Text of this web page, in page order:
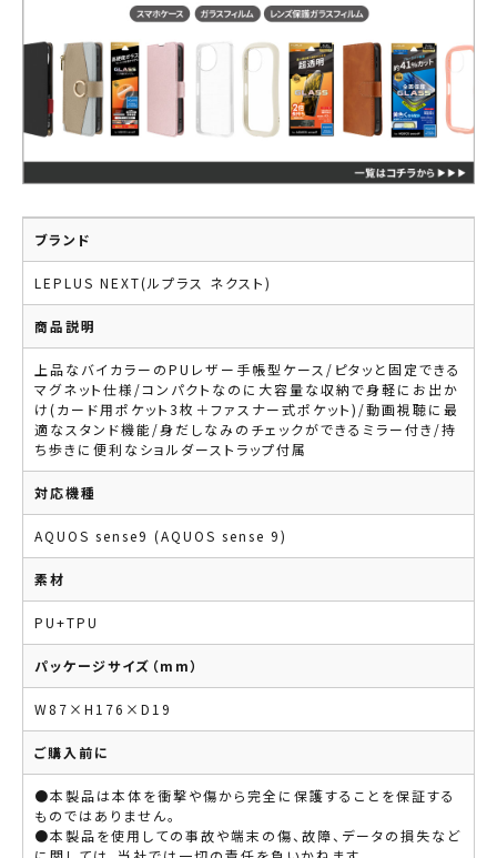
ブランド
LEPLUS NEXT(ルプラス ネクスト)
商品説明
上品なバイカラーのPUレザー手帳型ケース/ピタッと固定できる
マグネット仕様/コンパクトなのに大容量な収納で身軽にお出か
け(カード用ポケット3枚＋ファスナー式ポケット)/動画視聴に最
適なスタンド機能/身だしなみのチェックができるミラー付き/持
ち歩きに便利なショルダーストラップ付属
対応機種
AQUOS sense9 (AQUOS sense 9)
素材
PU+TPU
パッケージサイズ（mm）
W87×H176×D19
ご購入前に
●本製品は本体を衝撃や傷から完全に保護することを保証する
ものではありません。
●本製品を使用しての事故や端末の傷、故障、データの損失など